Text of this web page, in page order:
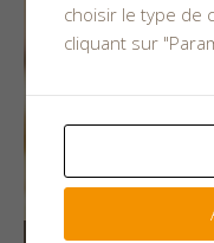
choisir le type de
cliquant sur